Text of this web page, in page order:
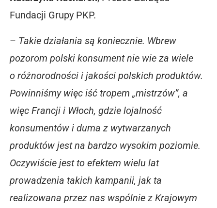
Fundacji Grupy PKP.
– Takie działania są koniecznie. Wbrew
pozorom polski konsument nie wie za wiele
o różnorodności i jakości polskich produktów.
Powinniśmy więc iść tropem „mistrzów”, a
więc Francji i Włoch, gdzie lojalność
konsumentów i duma z wytwarzanych
produktów jest na bardzo wysokim poziomie.
Oczywiście jest to efektem wielu lat
prowadzenia takich kampanii, jak ta
realizowana przez nas wspólnie z Krajowym